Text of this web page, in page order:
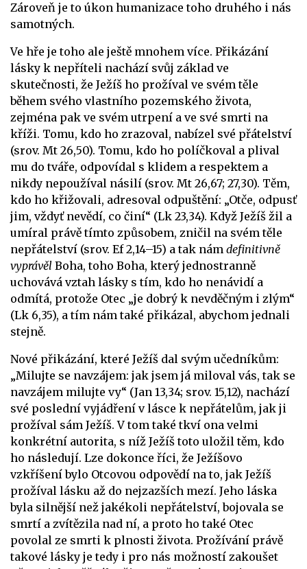
Zároveň je to úkon humanizace toho druhého i nás
samotných.
Ve hře je toho ale ještě mnohem více. Přikázání
lásky k nepříteli nachází svůj základ ve
skutečnosti, že Ježíš ho prožíval ve svém těle
během svého vlastního pozemského života,
zejména pak ve svém utrpení a ve své smrti na
kříži. Tomu, kdo ho zrazoval, nabízel své přátelství
(srov. Mt 26,50). Tomu, kdo ho políčkoval a plival
mu do tváře, odpovídal s klidem a respektem a
nikdy nepoužíval násilí (srov. Mt 26,67; 27,30). Těm,
kdo ho křižovali, adresoval odpuštění: „Otče, odpusť
jim, vždyť nevědí, co činí“ (Lk 23,34). Když Ježíš žil a
umíral právě tímto způsobem, zničil na svém těle
nepřátelství (srov. Ef 2,14–15) a tak nám definitivně
vyprávěl Boha, toho Boha, který jednostranně
uchovává vztah lásky s tím, kdo ho nenávidí a
odmítá, protože Otec „je dobrý k nevděčným i zlým“
(Lk 6,35), a tím nám také přikázal, abychom jednali
stejně.
Nové přikázání, které Ježíš dal svým učedníkům:
„Milujte se navzájem: jak jsem já miloval vás, tak se
navzájem milujte vy“ (Jan 13,34; srov. 15,12), nachází
své poslední vyjádření v lásce k nepřátelům, jak ji
prožíval sám Ježíš. V tom také tkví ona velmi
konkrétní autorita, s níž Ježíš toto uložil těm, kdo
ho následují. Lze dokonce říci, že Ježíšovo
vzkříšení bylo Otcovou odpovědí na to, jak Ježíš
prožíval lásku až do nejzazších mezí. Jeho láska
byla silnější než jakékoli nepřátelství, bojovala se
smrtí a zvítězila nad ní, a proto ho také Otec
povolal ze smrti k plnosti života. Prožívání právě
takové lásky je tedy i pro nás možností zakoušet